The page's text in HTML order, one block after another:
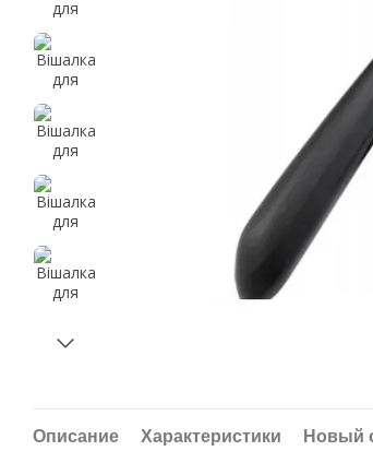
Описание Характеристики Новый